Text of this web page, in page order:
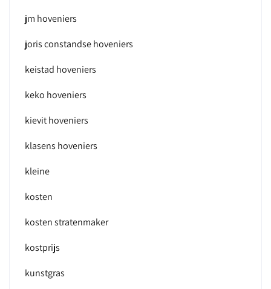
jm hoveniers
joris constandse hoveniers
keistad hoveniers
keko hoveniers
kievit hoveniers
klasens hoveniers
kleine
kosten
kosten stratenmaker
kostprijs
kunstgras